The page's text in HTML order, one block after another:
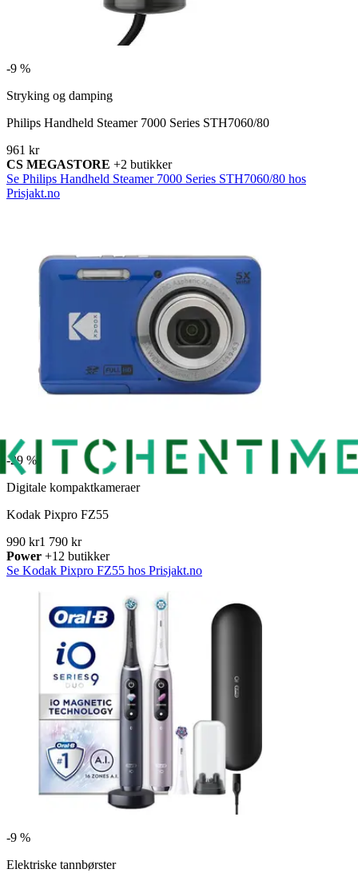
-9 %
Stryking og damping
Philips Handheld Steamer 7000 Series STH7060/80
961 kr
CS MEGASTORE +2 butikker
Se Philips Handheld Steamer 7000 Series STH7060/80 hos
Prisjakt.no
-29 %
Digitale kompaktkameraer
Kodak Pixpro FZ55
990 kr1 790 kr
Power +12 butikker
Se Kodak Pixpro FZ55 hos Prisjakt.no
-9 %
Elektriske tannbørster